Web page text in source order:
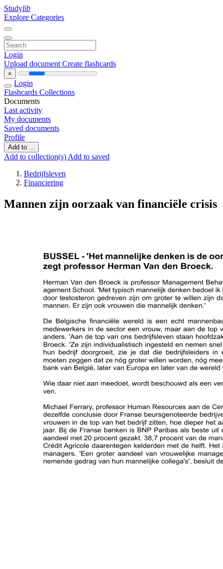
Studylib
Explore Categories
Login
Upload document Create flashcards
×
Login
Flashcards Collections
Documents
Last activity
My documents
Saved documents
Profile
Add to ...
Add to collection(s) Add to saved
Bedrijfsleven
Financiering
Mannen zijn oorzaak van financiële crisis